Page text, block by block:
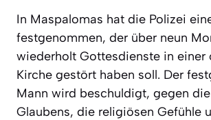
In Maspalomas hat die Polizei
festgenommen, der über neun
wiederholt Gottesdienste in einer
Kirche gestört haben soll. Der
Mann wird beschuldigt, gegen
Glaubens, die religiösen Gefühle